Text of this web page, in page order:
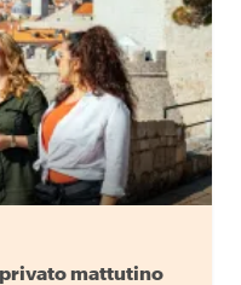
mattutino